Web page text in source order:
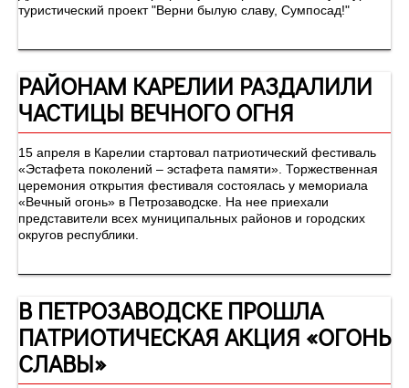
туристический проект "Верни былую славу, Сумпосад!"
РАЙОНАМ КАРЕЛИИ РАЗДАЛИЛИ
ЧАСТИЦЫ ВЕЧНОГО ОГНЯ
15 апреля в Карелии стартовал патриотический фестиваль
«Эстафета поколений – эстафета памяти». Торжественная
церемония открытия фестиваля состоялась у мемориала
«Вечный огонь» в Петрозаводске. На нее приехали
представители всех муниципальных районов и городских
округов республики.
В ПЕТРОЗАВОДСКЕ ПРОШЛА
ПАТРИОТИЧЕСКАЯ АКЦИЯ «ОГОНЬ
СЛАВЫ»